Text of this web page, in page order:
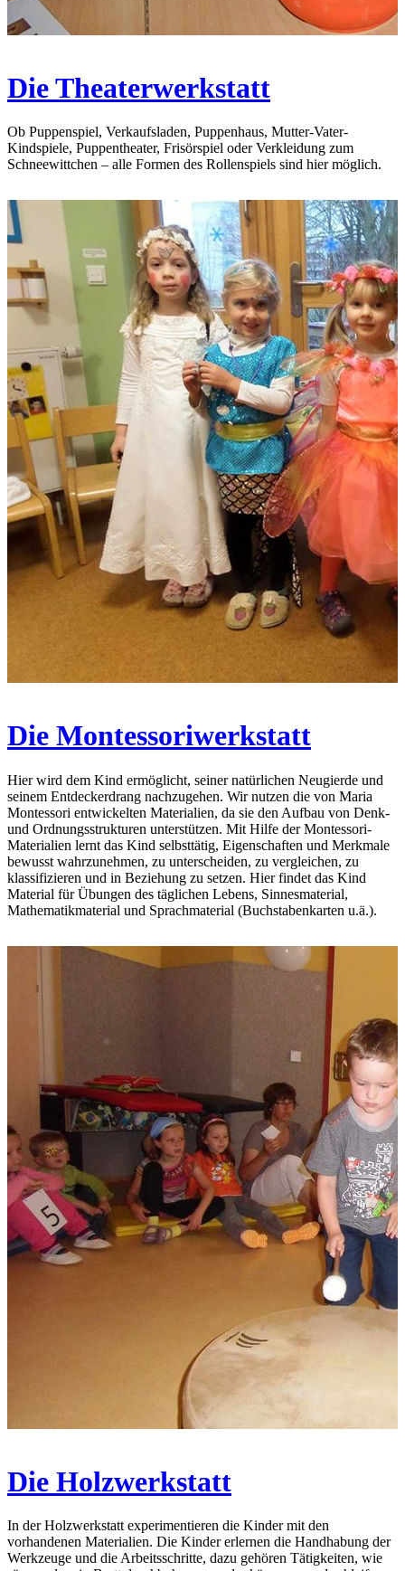
Die Theaterwerkstatt
Ob Puppenspiel, Verkaufsladen, Puppenhaus, Mutter-Vater-
Kindspiele, Puppentheater, Frisörspiel oder Verkleidung zum
Schneewittchen – alle Formen des Rollenspiels sind hier möglich.
Die Montessoriwerkstatt
Hier wird dem Kind ermöglicht, seiner natürlichen Neugierde und
seinem Entdeckerdrang nachzugehen. Wir nutzen die von Maria
Montessori entwickelten Materialien, da sie den Aufbau von Denk-
und Ordnungsstrukturen unterstützen. Mit Hilfe der Montessori-
Materialien lernt das Kind selbsttätig, Eigenschaften und Merkmale
bewusst wahrzunehmen, zu unterscheiden, zu vergleichen, zu
klassifizieren und in Beziehung zu setzen. Hier findet das Kind
Material für Übungen des täglichen Lebens, Sinnesmaterial,
Mathematikmaterial und Sprachmaterial (Buchstabenkarten u.ä.).
Die Holzwerkstatt
In der Holzwerkstatt experimentieren die Kinder mit den
vorhandenen Materialien. Die Kinder erlernen die Handhabung der
Werkzeuge und die Arbeitsschritte, dazu gehören Tätigkeiten, wie